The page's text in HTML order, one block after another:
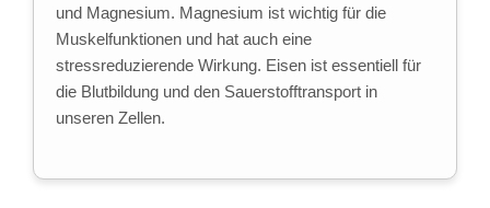
und Magnesium. Magnesium ist wichtig für die
Muskelfunktionen und hat auch eine
stressreduzierende Wirkung. Eisen ist essentiell für
die Blutbildung und den Sauerstofftransport in
unseren Zellen.